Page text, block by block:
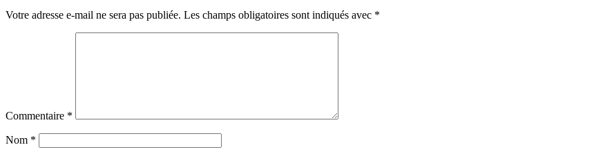
Votre adresse e-mail ne sera pas publiée. Les champs obligatoires sont indiqués avec *
Commentaire *
Nom *